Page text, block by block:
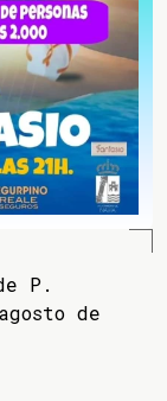
P.
de